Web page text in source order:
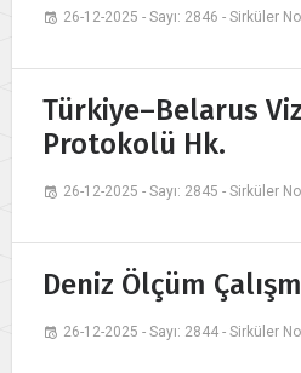
26-12-2025 - Sayı: 2846 - Sirküler
Türkiye–Belarus
Protokolü Hk.
26-12-2025 - Sayı: 2845 - Sirküler
Deniz Ölçüm
26-12-2025 - Sayı: 2844 - Sirküler